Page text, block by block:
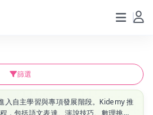
篩選
入自主學習與專項發展階段。Kidemy 推
，包括語文表達、演說技巧、數理挑